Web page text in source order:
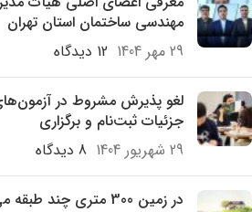
مهندسی ساختمان استان تهران
29 مهر 1404
12 دیدگاه
جزئیات ثبت‌نام و برگزاری
29 شهریور 1404
8 دیدگاه
در زمین 300 متری چند طبقه می‌شود ساخت؟